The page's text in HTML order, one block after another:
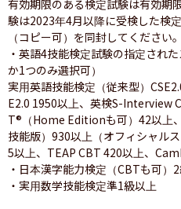
有効期限のある検定試験は有効期
験は2023年4月以降に受検した検
（コピー可）を同封してください。
・英語4技能検定試験の指定され
か1つのみ選択可）
実用英語技能検定（従来型）
E2.0 1950以上、英検S-Interview
T®（Home Editionも可）42以上
技能版）930以上（オフィシャル
5以上、TEAP CBT 420以上、
・日本漢字能力検定（CBTも可）
・実用数学技能検定準1級以上